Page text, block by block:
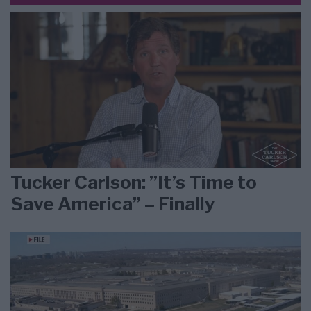
Tucker Carlson: ”It’s Time to
Save America” – Finally